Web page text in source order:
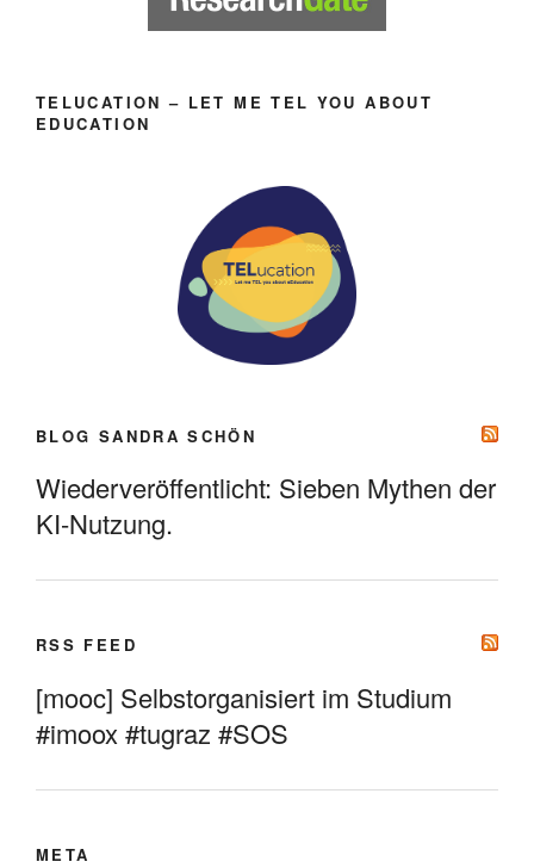
TELUCATION – LET ME TEL YOU ABOUT
EDUCATION
BLOG SANDRA SCHÖN
Wiederveröffentlicht: Sieben Mythen der
KI-Nutzung.
RSS FEED
[mooc] Selbstorganisiert im Studium
#imoox #tugraz #SOS
META